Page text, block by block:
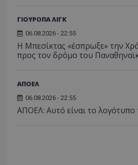
ΓΙΟΥΡΟΠΑ ΛΙΓΚ
06.08.2026 - 22:55
Η Μπεσίκτας «έσπρωξε» την
προς τον δρόμο του
ΑΠΟΕΛ
06.08.2026 - 22:55
ΑΠΟΕΛ: Αυτό είναι το